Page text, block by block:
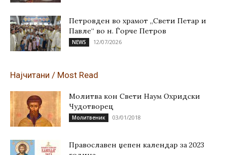
Петровден во храмот „Свети Петар и
Павле“ во н. Ѓорче Петров
NEWS 12/07/2026
Најчитани / Most Read
Молитва кон Свети Наум Охридски
Чудотворец
Молитвеник 03/01/2018
Православен џепен календар за 2023